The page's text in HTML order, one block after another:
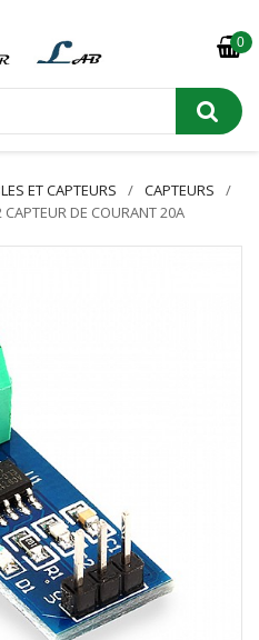
0
ET CAPTEURS
CAPTEURS
CAPTEUR DE COURANT 20A